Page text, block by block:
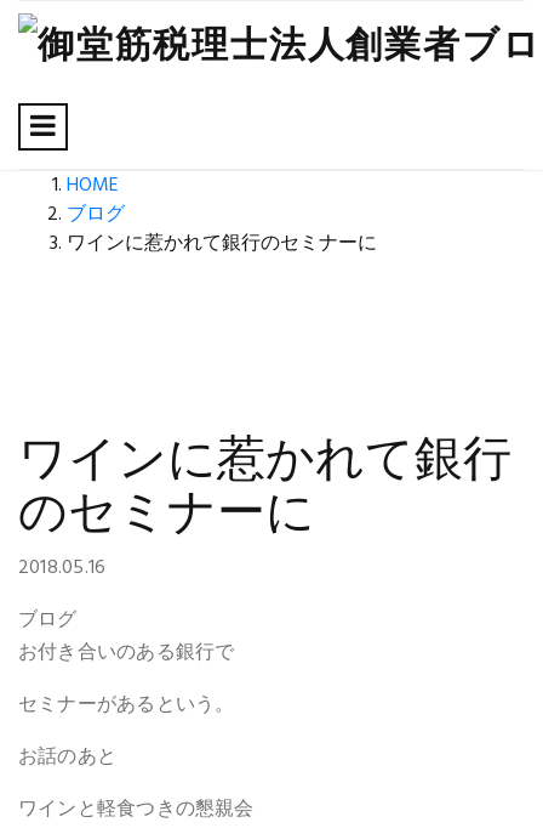
HOME
ブログ
ワインに惹かれて銀行のセミナーに
ワインに惹かれて銀行
のセミナーに
2018.05.16
ブログ
お付き合いのある銀行で
セミナーがあるという。
お話のあと
ワインと軽食つきの懇親会